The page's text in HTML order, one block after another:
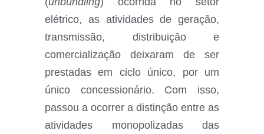
elétrico, as atividades de geração,
transmissão, distribuição e
comercialização deixaram de ser
prestadas em ciclo único, por um
único concessionário. Com isso,
passou a ocorrer a distinção entre as
atividades monopolizadas das